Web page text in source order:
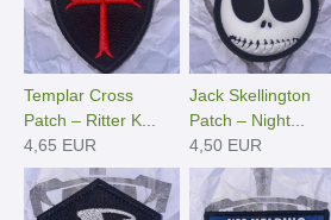
Templar Cross
Patch – Ritter K...
4,65 EUR
Jack Skellington
Patch – Night...
4,50 EUR